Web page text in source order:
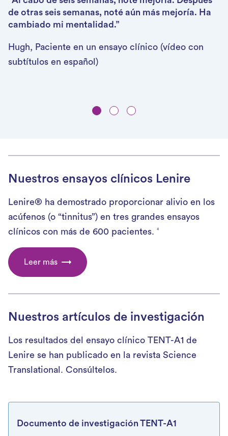
de otras seis semanas, noté aún más mejoría. Ha
cambiado mi mentalidad.”
Hugh, Paciente en un ensayo clínico (vídeo con
subtítulos en español)
“Después de usar Lenire durante un mes, me
desperté una mañana y ¡el acúfeno había
Patricia, Participante en un ensayo clínico (vídeo
cuestionarme mi trabajo en la industria musical y
la asistencia a eventos. Ahora puedo volver a
Erlandas, Paciente Lenire (vídeo con subtitulos en
Nuestros ensayos clínicos Lenire
Lenire® ha demostrado proporcionar alivio en los
acúfenos (o “tinnitus”) en tres grandes ensayos
clínicos con más de 600 pacientes.
4
Leer más
Nuestros artículos de investigación
Los resultados del ensayo clínico TENT-A1 de
Lenire se han publicado en la revista Science
Translational. Consúltelos.
Documento de investigación TENT-A1